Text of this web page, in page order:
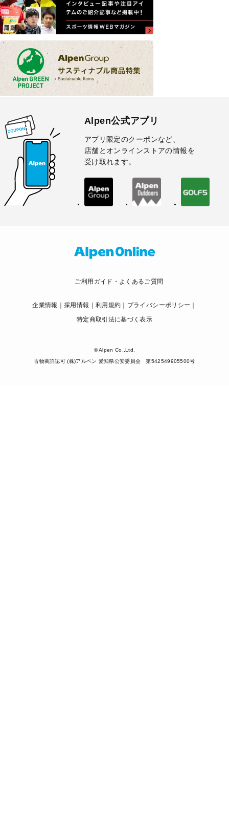
Alpen公式アプリ
アプリ限定のクーポンなど、
店舗とオンラインストアの情報を
受け取れます。
ご利用ガイド・よくあるご質問
企業情報 採用情報 利用規約
プライバシーポリシー
特定商取引法に基づく表示
© Alpen Co.,Ltd.
古物商許認可 (株)アルペン 愛知県公安委員会 第542549905500号